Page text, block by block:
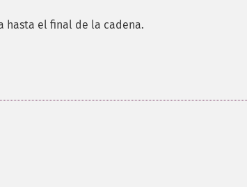
hasta el final de la cadena.